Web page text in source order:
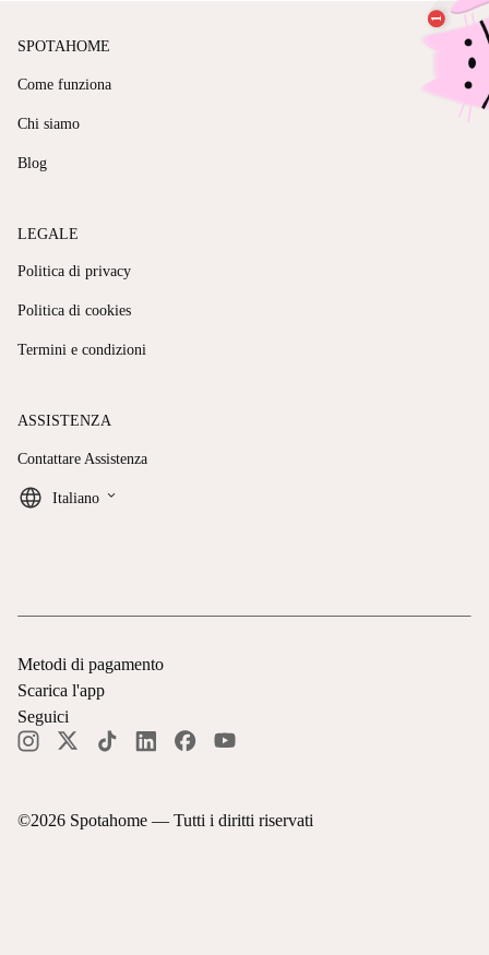
SPOTAHOME
Come funziona
Chi siamo
Blog
LEGALE
Politica di privacy
Politica di cookies
Termini e condizioni
ASSISTENZA
Contattare Assistenza
Italiano keyboard_arrow_down
©2026 Spotahome — Tutti i diritti riservati
Metodi di pagamento
Scarica l'app
Seguici